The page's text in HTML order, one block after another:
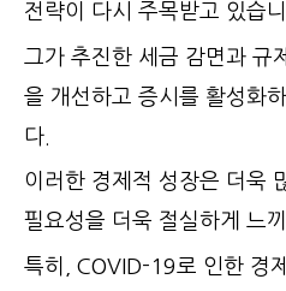
전략이 다시 주목받고 있습니
그가 추진한 세금 감면과 규
을 개선하고 증시를 활성화
다.
이러한 경제적 성장은 더욱
필요성을 더욱 절실하게 느
특히, COVID-19로 인한 경